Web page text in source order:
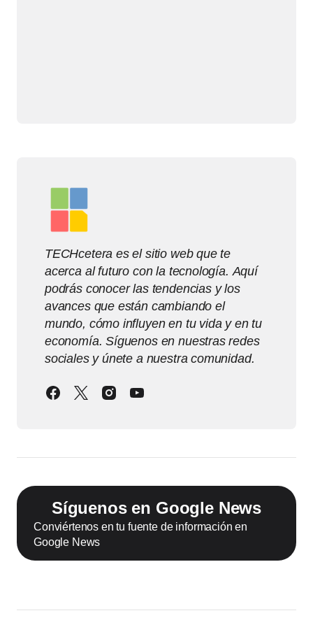
TECHcetera es el sitio web que te
acerca al futuro con la tecnología. Aquí
podrás conocer las tendencias y los
avances que están cambiando el
mundo, cómo influyen en tu vida y en tu
economía. Síguenos en nuestras redes
sociales y únete a nuestra comunidad.
Síguenos en Google News
Conviértenos en tu fuente de información en
Google News